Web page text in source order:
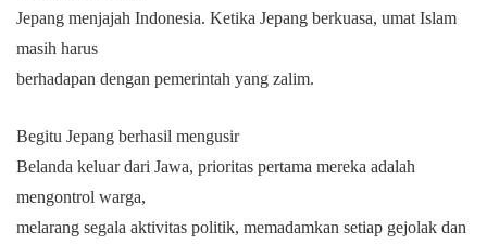
Jepang menjajah Indonesia. Ketika Jepang berkuasa, umat Islam
masih harus
berhadapan dengan pemerintah yang zalim.
Begitu Jepang berhasil mengusir
Belanda keluar dari Jawa, prioritas pertama mereka adalah
mengontrol warga,
melarang segala aktivitas politik, memadamkan setiap gejolak dan